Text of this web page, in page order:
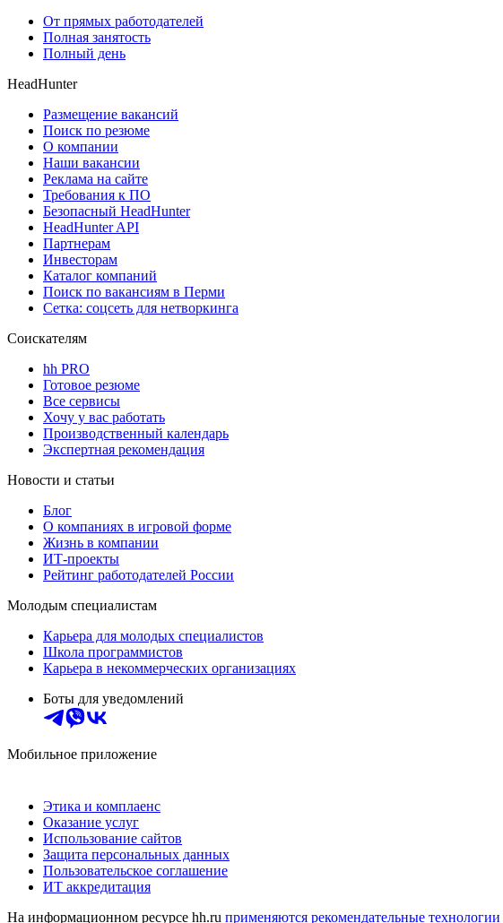
От прямых работодателей
Полная занятость
Полный день
HeadHunter
Размещение вакансий
Поиск по резюме
О компании
Наши вакансии
Реклама на сайте
Требования к ПО
Безопасный HeadHunter
HeadHunter API
Партнерам
Инвесторам
Каталог компаний
Поиск по вакансиям в Перми
Сетка: соцсеть для нетворкинга
Соискателям
hh PRO
Готовое резюме
Все сервисы
Хочу у вас работать
Производственный календарь
Экспертная рекомендация
Новости и статьи
Блог
О компаниях в игровой форме
Жизнь в компании
ИТ-проекты
Рейтинг работодателей России
Молодым специалистам
Карьера для молодых специалистов
Школа программистов
Карьера в некоммерческих организациях
Боты для уведомлений
Мобильное приложение
Этика и комплаенс
Оказание услуг
Использование сайтов
Защита персональных данных
Пользовательское соглашение
ИТ аккредитация
На информационном ресурсе hh.ru применяются рекомендательные технологии